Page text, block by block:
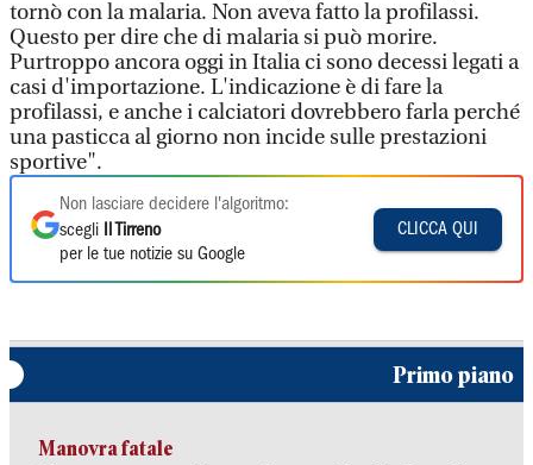
tornò con la malaria. Non aveva fatto la profilassi.
Questo per dire che di malaria si può morire.
Purtroppo ancora oggi in Italia ci sono decessi legati a
casi d'importazione. L'indicazione è di fare la
profilassi, e anche i calciatori dovrebbero farla perché
una pasticca al giorno non incide sulle prestazioni
sportive".
Non lasciare decidere l'algoritmo:
scegli
Il Tirreno
per le tue notizie su Google
CLICCA QUI
Primo piano
Manovra fatale